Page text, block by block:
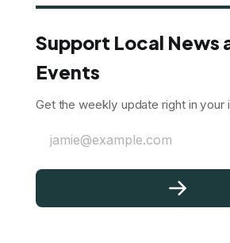
Support Local News
Events
Get the weekly update right in your
jamie@example.com